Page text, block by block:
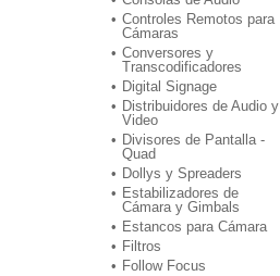
Controles Remotos para
Cámaras
Conversores y
Transcodificadores
Digital Signage
Distribuidores de Audio y
Video
Divisores de Pantalla -
Quad
Dollys y Spreaders
Estabilizadores de
Cámara y Gimbals
Estancos para Cámara
Filtros
Follow Focus